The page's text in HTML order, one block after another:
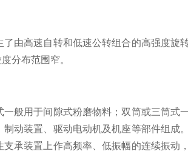
高速自转和低速公转组合的高强度旋
分布范围窄。
用于间隙式粉磨物料；双筒或三筒式
动装置、驱动电动机及机座等部件组成
承装置上作高频率、低振幅的连续振动